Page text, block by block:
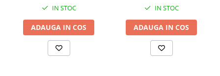
IN STOC
ADAUGA IN COS
IN STOC
ADAUGA IN COS